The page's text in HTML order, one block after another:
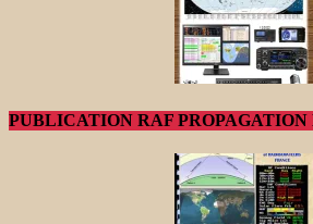
PUBLICATION RAF PROPAGATION